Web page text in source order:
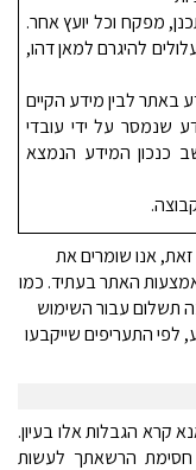
מפקח וכל יועץ אחר.
להיגרם למאן דהו,
באתר לבין מידע הקיים
שנמסר על ידי עובדי
כנכון המידע הנמצא
.
אנו שומרים את
האתר בעתיד. כמו
תשלום עבור השימוש
התעריפים שייקבעו
קרא הגבלות אלו בעיון.
חסימת הרשאתך לעשות